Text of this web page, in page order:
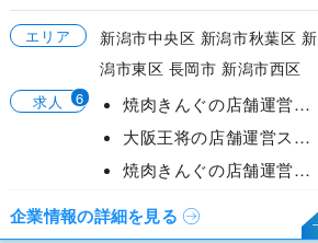
エリア
新潟市中央区 新潟市秋葉区 新
潟市東区 長岡市 新潟市西区
求人 6
焼肉きんぐの店舗運営スタッフ◆月８～９日休み（中央区）
大阪王将の店舗運営スタッフ◆月８～９日休み（中央区）
焼肉きんぐの店舗運営スタッフ◆月８～９日休み（秋葉区）
企業情報の詳細を見る